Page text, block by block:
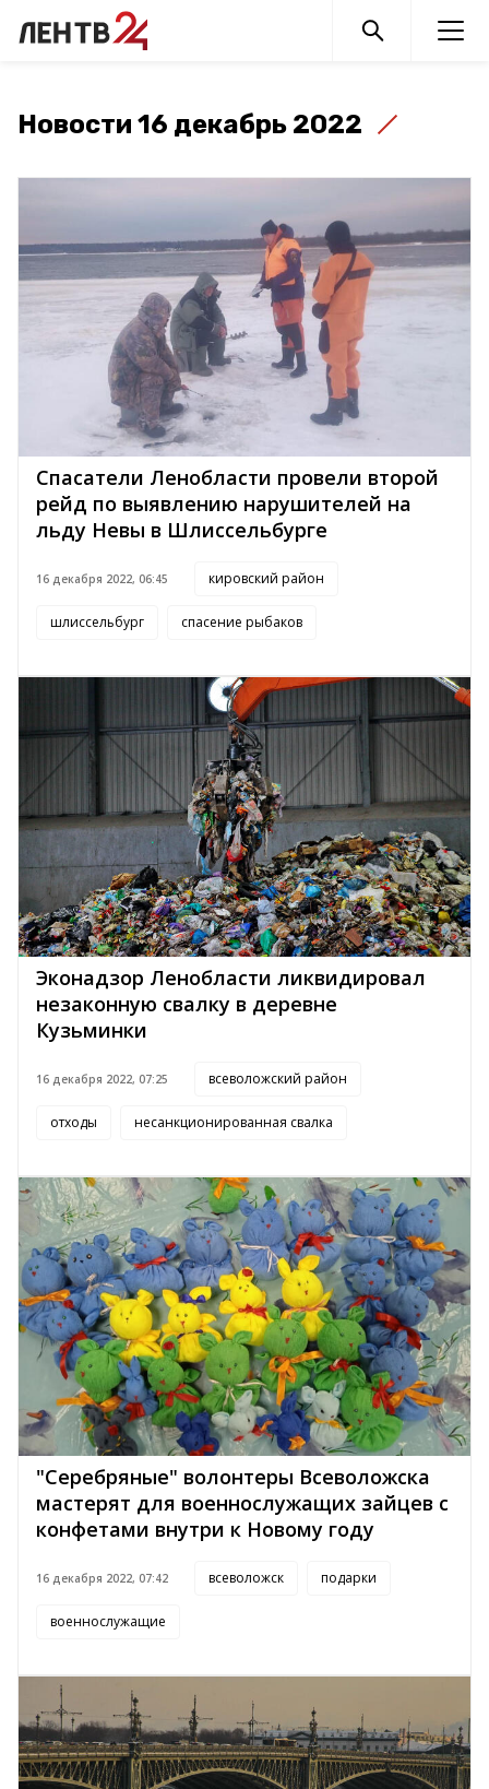
Новости 16 декабрь 2022
Спасатели Ленобласти провели второй
рейд по выявлению нарушителей на
льду Невы в Шлиссельбурге
16 декабря 2022, 06:45 кировский район
шлиссельбург спасение рыбаков
Эконадзор Ленобласти ликвидировал
незаконную свалку в деревне
Кузьминки
16 декабря 2022, 07:25 всеволожский район
отходы несанкционированная свалка
"Серебряные" волонтеры Всеволожска
мастерят для военнослужащих зайцев с
конфетами внутри к Новому году
16 декабря 2022, 07:42 всеволожск подарки
военнослужащие